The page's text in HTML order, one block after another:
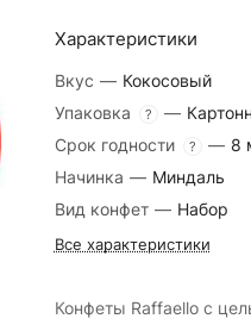
Характеристики
Вкус — Кокосовый
Упаковка
? —
Срок годности
? — 8
Начинка — Миндаль
Вид конфет — Набор
Все характеристики
Конфеты Raffaello с